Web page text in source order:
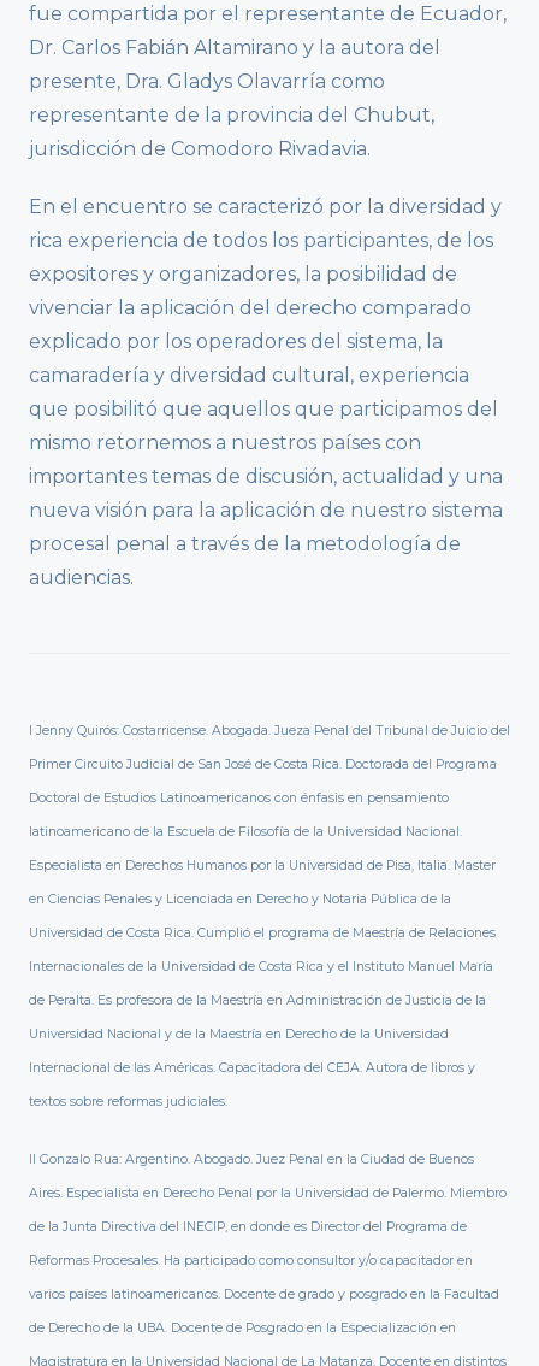
fue compartida por el representante de Ecuador,
Dr. Carlos Fabián Altamirano y la autora del
presente, Dra. Gladys Olavarría como
representante de la provincia del Chubut,
jurisdicción de Comodoro Rivadavia.
En el encuentro se caracterizó por la diversidad y
rica experiencia de todos los participantes, de los
expositores y organizadores, la posibilidad de
vivenciar la aplicación del derecho comparado
explicado por los operadores del sistema, la
camaradería y diversidad cultural, experiencia
que posibilitó que aquellos que participamos del
mismo retornemos a nuestros países con
importantes temas de discusión, actualidad y una
nueva visión para la aplicación de nuestro sistema
procesal penal a través de la metodología de
audiencias.
I Jenny Quirós: Costarricense. Abogada. Jueza Penal del Tribunal de Juicio del
Primer Circuito Judicial de San José de Costa Rica. Doctorada del Programa
Doctoral de Estudios Latinoamericanos con énfasis en pensamiento
latinoamericano de la Escuela de Filosofía de la Universidad Nacional.
Especialista en Derechos Humanos por la Universidad de Pisa, Italia. Master
en Ciencias Penales y Licenciada en Derecho y Notaria Pública de la
Universidad de Costa Rica. Cumplió el programa de Maestría de Relaciones
Internacionales de la Universidad de Costa Rica y el Instituto Manuel María
de Peralta. Es profesora de la Maestría en Administración de Justicia de la
Universidad Nacional y de la Maestría en Derecho de la Universidad
Internacional de las Américas. Capacitadora del CEJA. Autora de libros y
textos sobre reformas judiciales.
II Gonzalo Rua: Argentino. Abogado. Juez Penal en la Ciudad de Buenos
Aires. Especialista en Derecho Penal por la Universidad de Palermo. Miembro
de la Junta Directiva del INECIP, en donde es Director del Programa de
Reformas Procesales. Ha participado como consultor y/o capacitador en
varios países latinoamericanos. Docente de grado y posgrado en la Facultad
de Derecho de la UBA. Docente de Posgrado en la Especialización en
Magistratura en la Universidad Nacional de La Matanza. Docente en distintos